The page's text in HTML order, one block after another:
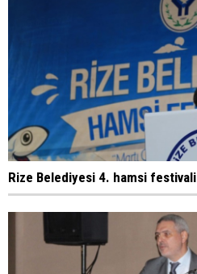
Rize Belediyesi 4. hamsi festivali